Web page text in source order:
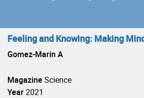
Feeling and Knowing: Making
Gomez-Marin A
Magazine Science
Year2021